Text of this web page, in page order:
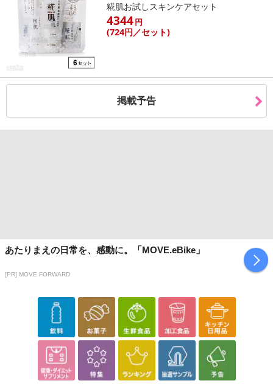
糀肌お試しスキンケアセット
4344円
(724円／セット)
掲載予告
あたりまえの日常を、感動に。「MOVE.eBike」
[PR] MOVE FORWARD